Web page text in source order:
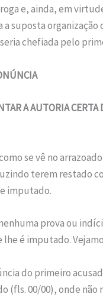
e, ainda, em
suposta
chefiada pelo
A AUTORIA
se vê no
terem restado
imputado.
prova ou
é imputado.
do primeiro
(fls. 00/00), onde